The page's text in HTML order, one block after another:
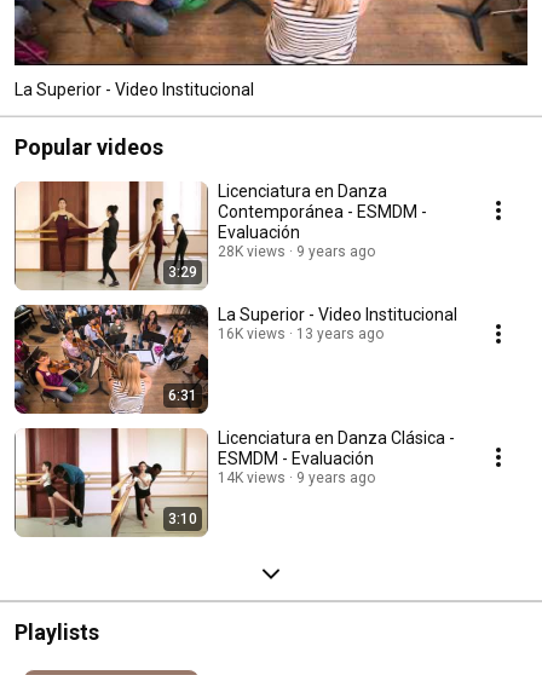
La Superior - Video Institucional
Popular videos
3:29
Licenciatura en Danza
Contemporánea - ESMDM -
Evaluación
28K views 9 years ago
6:31
La Superior - Video Institucional
16K views 13 years ago
3:10
Licenciatura en Danza Clásica -
ESMDM - Evaluación
14K views 9 years ago
Playlists